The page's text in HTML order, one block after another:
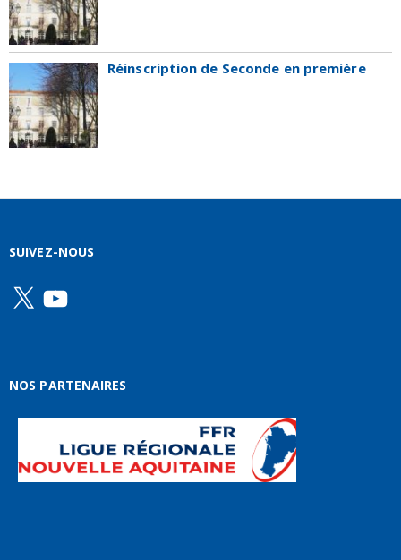
Réinscription de Seconde en première
SUIVEZ-NOUS
X YouTube
NOS PARTENAIRES